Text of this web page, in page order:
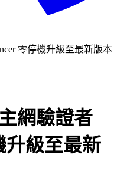
零停機升級至最新版本
網驗證者
升級至最新